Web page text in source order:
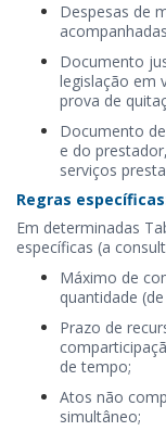
Despesas de
Documento
legislação em
prova de
​Documento
e do
serviços
Regras
Em determinadas
específicas (a
Máximo de
quantidade
Prazo de
de tempo;
Atos não
simultâneo;